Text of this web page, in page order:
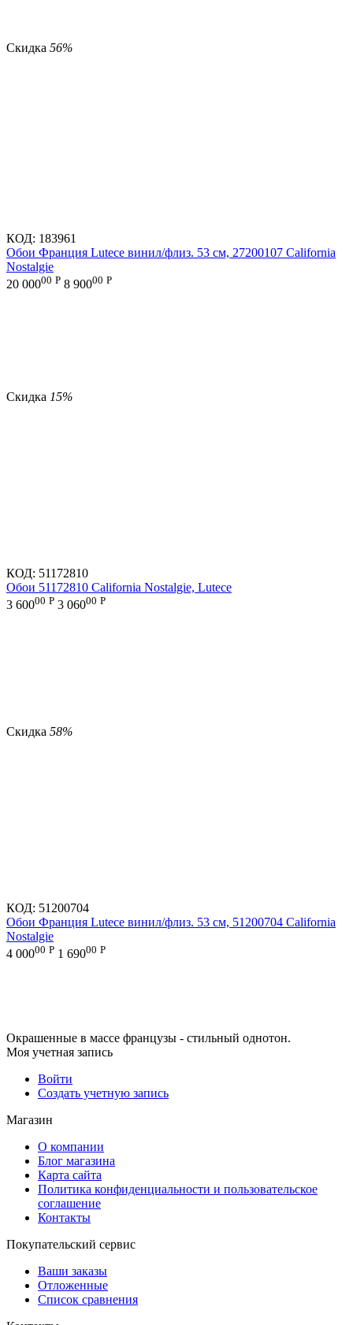
Скидка 56%
КОД: 183961
Обои Франция Lutece винил/флиз. 53 см, 27200107 California
Nostalgie
20 00000 Р 8 90000 Р
Скидка 15%
КОД: 51172810
Обои 51172810 California Nostalgie, Lutece
3 60000 Р 3 06000 Р
Скидка 58%
КОД: 51200704
Обои Франция Lutece винил/флиз. 53 см, 51200704 California
Nostalgie
4 00000 Р 1 69000 Р
Окрашенные в массе французы - стильный однотон.
Моя учетная запись
Войти
Создать учетную запись
Магазин
О компании
Блог магазина
Карта сайта
Политика конфиденциальности и пользовательское
соглашение
Контакты
Покупательский сервис
Ваши заказы
Отложенные
Список сравнения